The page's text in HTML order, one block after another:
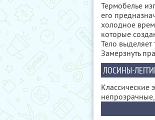
Термобелье
его
холодное
которые
Тело выделяет
Замерзнуть
ЛОСИНЫ-
Классические